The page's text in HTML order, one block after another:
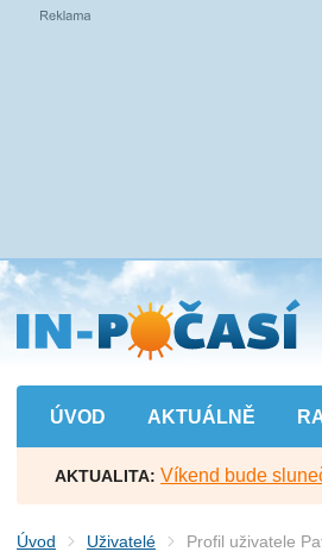
Přejít
na
hlavní
obsah
ÚVOD AKTUÁLNĚ
AKTUALITA: Víkend bude
Úvod Uživatelé Profil uživatele